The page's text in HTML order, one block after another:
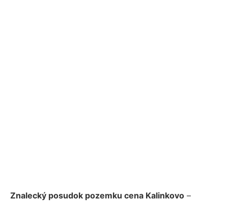
Znalecký posudok pozemku cena Kalinkovo –